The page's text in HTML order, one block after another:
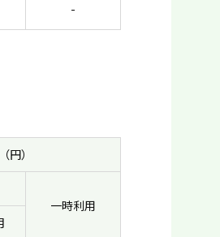
-
円）
一時利用